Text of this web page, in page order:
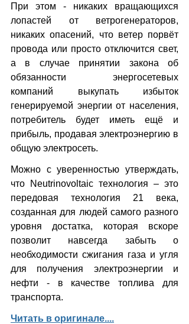
При этом - никаких вращающихся
лопастей от ветрогенераторов,
никаких опасений, что ветер порвёт
провода или просто отключится свет,
а в случае принятии закона об
обязанности энергосетевых
компаний выкупать избыток
генерируемой энергии от населения,
потребитель будет иметь ещё и
прибыль, продавая электроэнергию в
общую электросеть.
Можно с уверенностью утверждать,
что Neutrinovoltaic технология – это
передовая технология 21 века,
созданная для людей самого разного
уровня достатка, которая вскоре
позволит навсегда забыть о
необходимости сжигания газа и угля
для получения электроэнергии и
нефти - в качестве топлива для
транспорта.
Читать в оригинале....